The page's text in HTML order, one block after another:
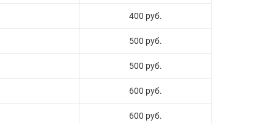
400 руб.
500 руб.
500 руб.
600 руб.
600 руб.